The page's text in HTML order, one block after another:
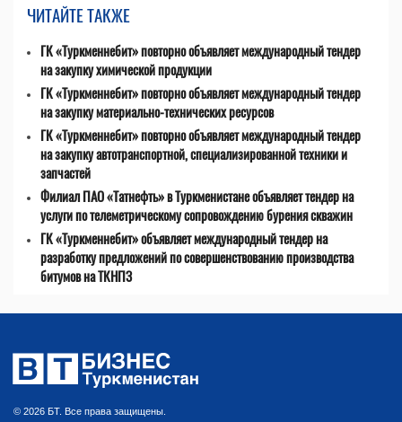
ЧИТАЙТЕ ТАКЖЕ
ГК «Туркменнебит» повторно объявляет международный тендер
на закупку химической продукции
ГК «Туркменнебит» повторно объявляет международный тендер
на закупку материально-технических ресурсов
ГК «Туркменнебит» повторно объявляет международный тендер
на закупку автотранспортной, специализированной техники и
запчастей
Филиал ПАО «Татнефть» в Туркменистане объявляет тендер на
услуги по телеметрическому сопровождению бурения скважин
ГК «Туркменнебит» объявляет международный тендер на
разработку предложений по совершенствованию производства
битумов на ТКНПЗ
© 2026 БТ. Все права защищены.